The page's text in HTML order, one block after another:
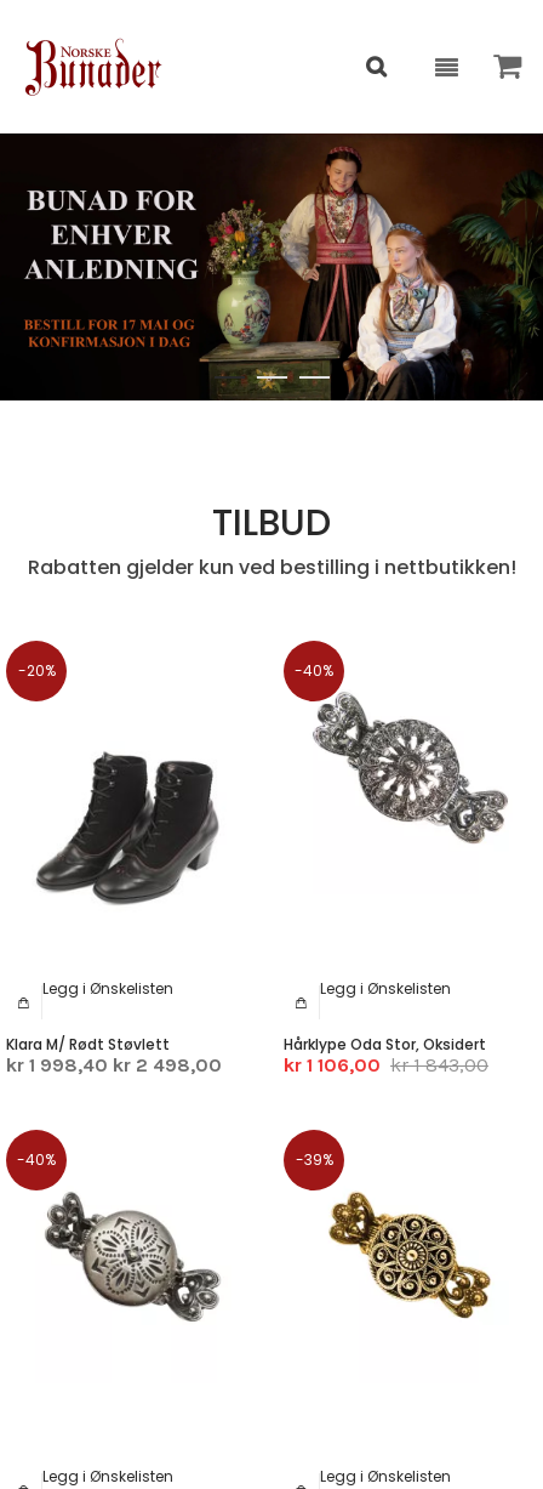
TILBUD
Rabatten gjelder kun ved bestilling i nettbutikken!
-20%
Legg i Ønskelisten
Klara M/ Rødt Støvlett
kr 1 998,40 kr 2 498,00
-40%
Legg i Ønskelisten
Hårklype Oda Stor, Oksidert
kr 1 106,00 kr 1 843,00
-40%
Legg i Ønskelisten
-39%
Legg i Ønskelisten